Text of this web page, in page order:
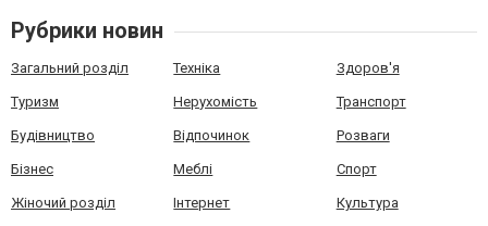
Рубрики новин
Загальний розділ Техніка Здоров'я
Туризм Нерухомість Транспорт
Будівництво Відпочинок Розваги
Бізнес Меблі Спорт
Жіночий розділ Інтернет Культура